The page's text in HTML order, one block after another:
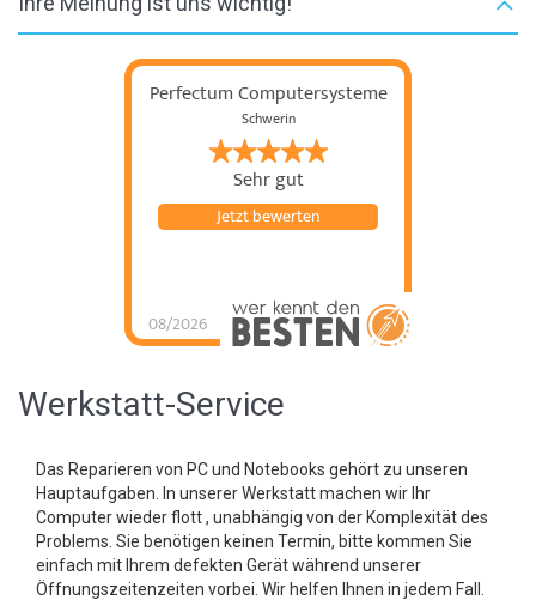
Perfectum Computersysteme
Schwerin
Sehr gut
08/2026
Jetzt bewerten
Werkstatt-Service
Das Reparieren von PC und Notebooks gehört zu unseren
Hauptaufgaben. In unserer Werkstatt machen wir Ihr
Computerwieder flott , unabhängig von der Komplexität des
Problems. Sie benötigen keinen Termin, bitte kommen Sie
einfach mit Ihrem defekten Gerät während unserer
Öffnungszeitenzeiten vorbei. Wir helfen Ihnen in jedem Fall.